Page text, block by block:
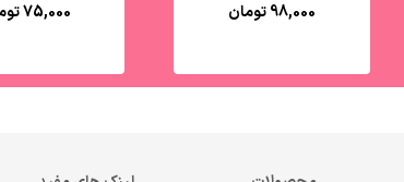
98,000تومان 75,000